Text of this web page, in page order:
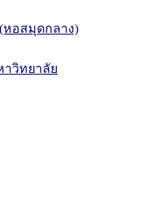
หอสมุดกลาง)
วิทยาลัย